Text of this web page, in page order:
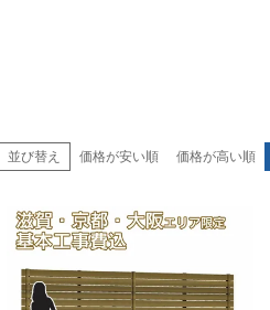
並び替え 価格が安い順 価格が高い順